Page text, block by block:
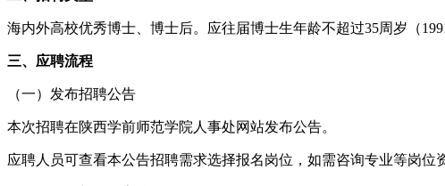
海内外高校优秀博士、博士后。应往届博士生年龄不超过35周岁（
三、应聘流程
（一）发布招聘公告
本次招聘在陕西学前师范学院人事处网站发布公告。
应聘人员可查看本公告招聘需求选择报名岗位，如需咨询专业等岗位